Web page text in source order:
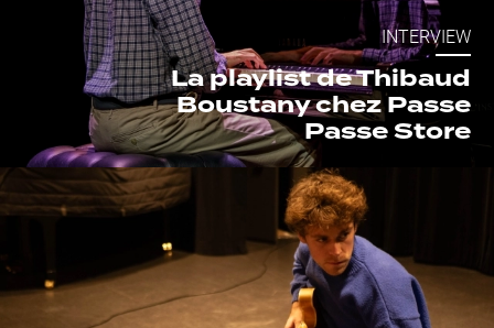
INTERVIEW
La playlist de Thibaud
Boustany chez Passe
Passe Store